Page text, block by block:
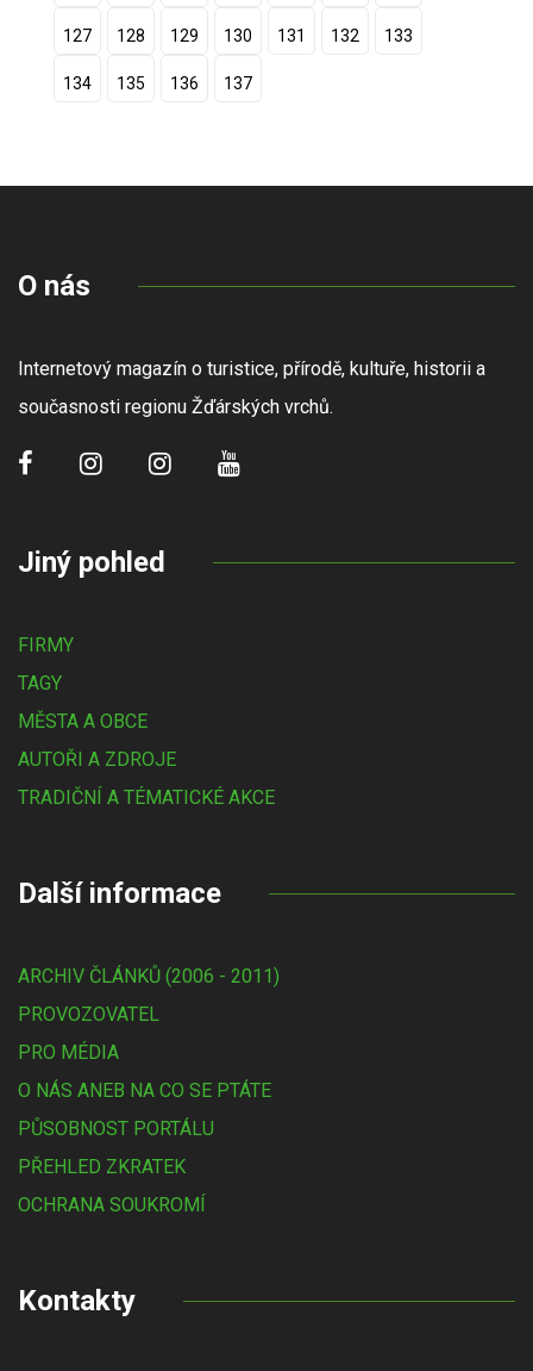
127 128 129 130 131 132 133
134 135 136 137
O nás
Internetový magazín o turistice, přírodě, kultuře, historii a
současnosti regionu Žďárských vrchů.
Jiný pohled
FIRMY
TAGY
MĚSTA A OBCE
AUTOŘI A ZDROJE
TRADIČNÍ A TÉMATICKÉ AKCE
Další informace
ARCHIV ČLÁNKŮ (2006 - 2011)
PROVOZOVATEL
PRO MÉDIA
O NÁS ANEB NA CO SE PTÁTE
PŮSOBNOST PORTÁLU
PŘEHLED ZKRATEK
OCHRANA SOUKROMÍ
Kontakty